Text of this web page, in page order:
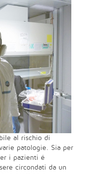
al rischio di
patologie. Sia per
i pazienti é
circondati da un